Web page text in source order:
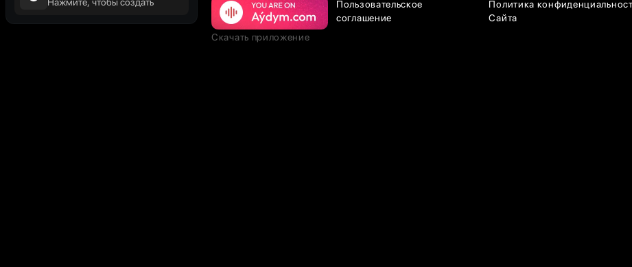
Пользовательское
соглашение
Политика
Сайта
Скачать приложение